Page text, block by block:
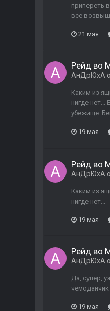
припереть
все
21 мая
Рейд во
АнДрЮхА
Каким из
нигде
убежище.
19 мая
Рейд во
АнДрЮхА
Каким из
нигде нет...
19 мая
Рейд во
АнДрЮхА
Да, супер,
чемоданчик
19 мая